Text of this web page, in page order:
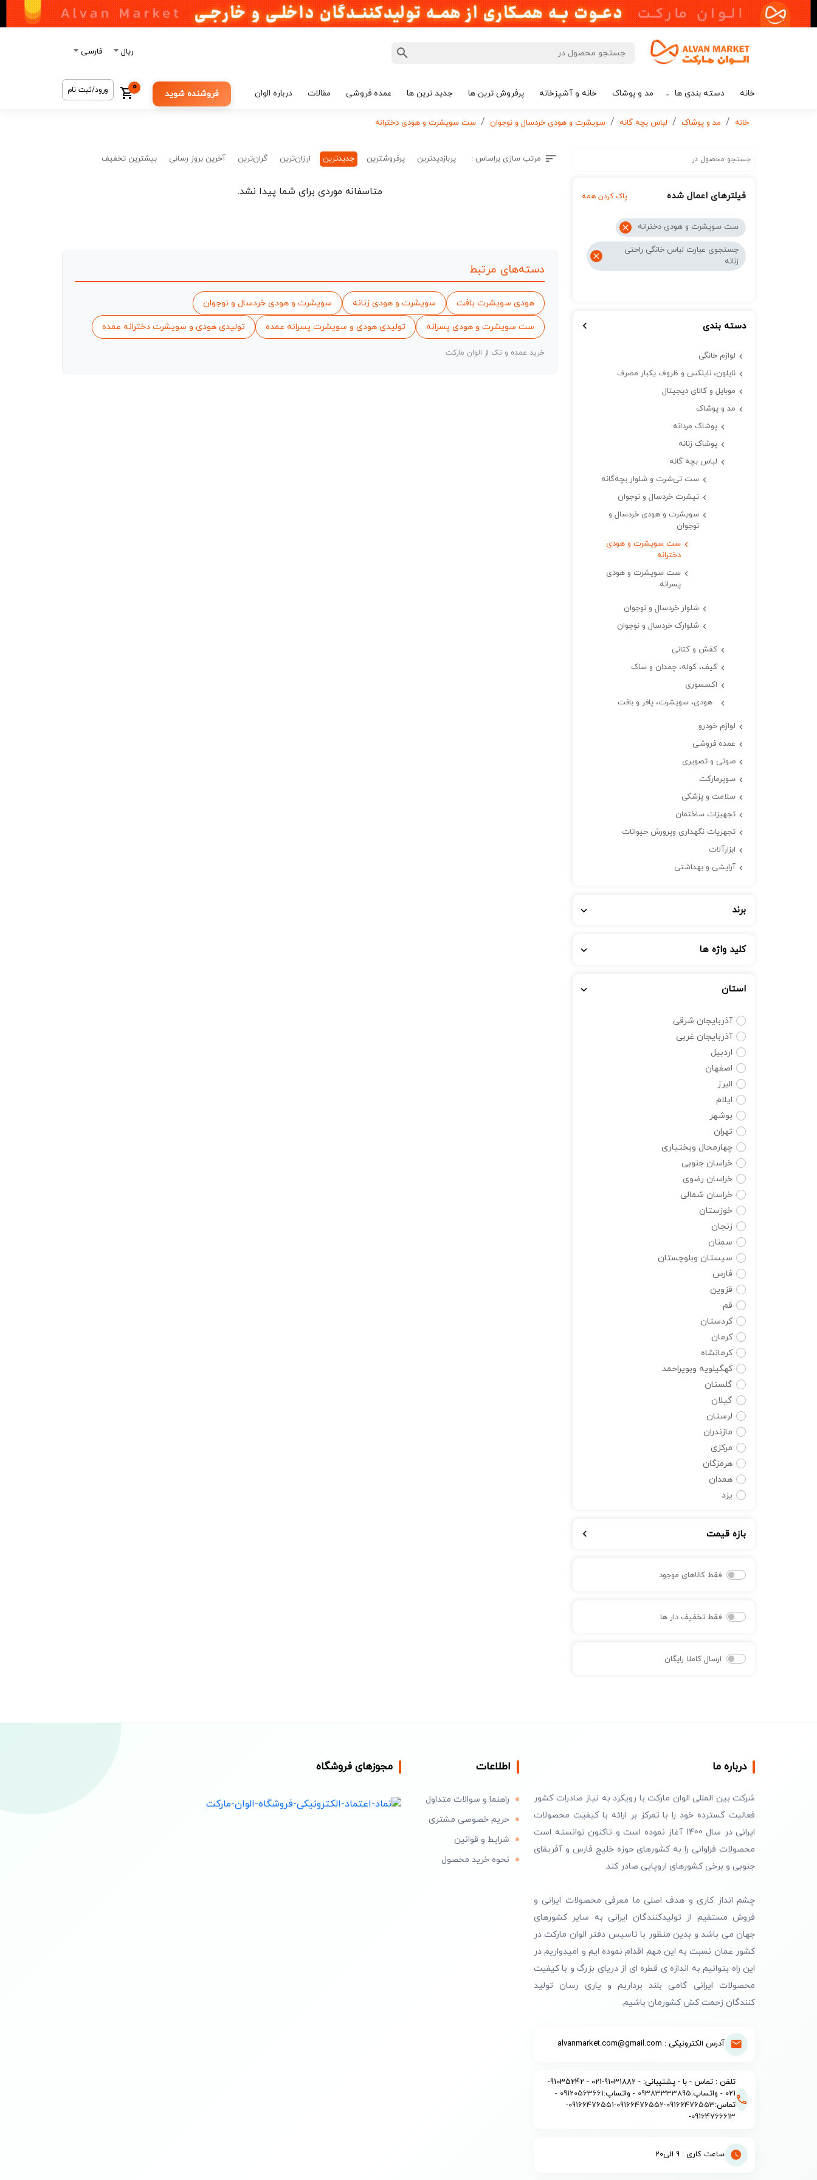
ریال فارسی
خانه دسته بندی ها مد و پوشاک خانه و آشپزخانه پرفروش ترین ها جدید ترین ها عمده فروشی مقالات درباره الوان فروشنده شوید
0 ورود/ثبت نام
خانه مد و پوشاک لباس بچه گانه سویشرت و هودی خردسال و نوجوان ست سویشرت و هودی دخترانه
فیلترهای اعمال شده پاک کردن همه
ست سویشرت و هودی دخترانه
جستجوی عبارت لباس خانگی راحتی
زنانه
دسته بندی
لوازم خانگی
نایلون، نایلکس و ظروف یکبار مصرف
موبایل و کالای دیجیتال
مد و پوشاک
پوشاک مردانه
پوشاک زنانه
لباس بچه گانه
ست تی‌شرت و شلوار بچه‌گانه
تیشرت خردسال و نوجوان
سویشرت و هودی خردسال و
نوجوان
ست سویشرت و هودی
دخترانه
ست سویشرت و هودی
پسرانه
شلوار خردسال و نوجوان
شلوارک خردسال و نوجوان
کفش و کتانی
کیف، کوله، چمدان و ساک
اکسسوری
هودی، سویشرت، پافر و بافت
لوازم خودرو
عمده فروشی
صوتی و تصویری
سوپرمارکت
سلامت و پزشکی
تجهیزات ساختمان
تجهزیات نگهداری وپرورش حیوانات
ابزارآلات
آرایشی و بهداشتی
برند
کلید واژه ها
استان
آذربایجان شرقی
آذربایجان غربی
اردبیل
اصفهان
البرز
ایلام
بوشهر
تهران
چهارمحال وبختیاری
خراسان جنوبی
خراسان رضوی
خراسان شمالی
خوزستان
زنجان
سمنان
سیستان وبلوچستان
فارس
قزوین
قم
کردستان
کرمان
کرمانشاه
کهگیلویه وبویراحمد
گلستان
گیلان
لرستان
مازندران
مرکزی
هرمزگان
همدان
یزد
بازه قیمت
فقط کالاهای موجود
فقط تخفیف دار ها
ارسال کاملا رایگان
مرتب سازی براساس : پربازدیدترین پرفروشترین جدیدترین ارزان‌ترین گران‌ترین آخرین بروز رسانی بیشترین تخفیف
متاسفانه موردی برای شما پیدا نشد.
دسته‌های مرتبط
هودی سویشرت بافت سویشرت و هودی زنانه سویشرت و هودی خردسال و نوجوان
ست سویشرت و هودی پسرانه تولیدی هودی و سویشرت پسرانه عمده تولیدی هودی و سویشرت دخترانه عمده
خرید عمده و تک از الوان مارکت
درباره ما
شرکت بین المللی الوان مارکت با رویکرد به نیاز صادرات کشور
فعالیت گسترده خود را با تمرکز بر ارائه با کیفیت محصولات
ایرانی در سال 1400 آغاز نموده است و تاکنون توانسته است
محصولات فراوانی را به کشورهای حوزه خلیج فارس و آفریقای
جنوبی و برخی کشورهای اروپایی صادر کند.
چشم انداز کاری و هدف اصلی ما معرفی محصولات ایرانی و
فروش مستقیم از تولیدکنندگان ایرانی به سایر کشورهای
جهان می باشد و بدین منظور با تاسیس دفتر الوان مارکت در
کشور عمان نسبت به این مهم اقدام نموده ایم و امیدواریم در
این راه بتوانیم به اندازه ی قطره ای از دریای بزرگ و با کیفیت
محصولات ایرانی گامی بلند برداریم و یاری رسان تولید
کنندگان زحمت کش کشورمان باشیم.
آدرس الکترونیکی : alvanmarket.com@gmail.com
تلفن : تماس - با - پشتیبانی: - 91031882-021 - 91035242-
021 - واتساپ:
09383333895 - واتساپ:09120563661
-
تماس:09166476553
-
09166476552
-
09166476551
-
09164766613
-
ساعت کاری : 9 الی20
اطلاعات
راهنما و سوالات متداول
حریم خصوصی مشتری
شرایط و قوانین
نحوه خرید محصول
مجوزهای فروشگاه